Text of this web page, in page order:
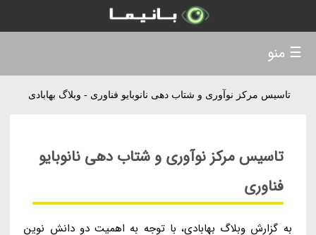
تاسیس مرکز نوآوری و شتاب دهی نانوبایو فناوری - وبلاگ بهابادی
تاسیس مرکز نوآوری و شتاب دهی نانوبایو
فناوری
به گزارش وبلاگ بهابادی، با توجه به اهمیت دو دانش نوین
☰ منو